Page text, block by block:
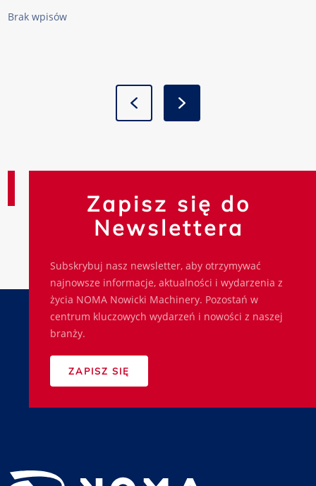
Brak wpisów
Zapisz się do
Newslettera
Subskrybuj nasz newsletter, aby otrzymywać
najnowsze informacje, aktualności i wydarzenia z
życia NOMA Nowicki Machinery. Pozostań w
centrum kluczowych wydarzeń i nowości z naszej
branży.
ZAPISZ SIĘ